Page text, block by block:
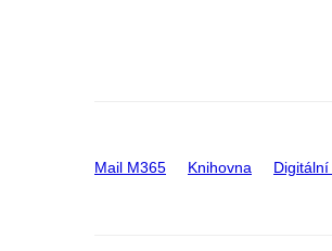
Mail M365 Knihovna